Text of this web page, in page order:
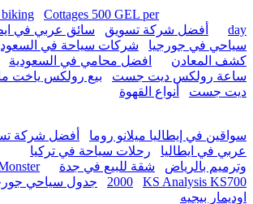
biking
Cottages 500 GEL per
day
أفضل شركة تسويق سائق عربي في
سياحي في جورجيا
شركات سياحة في
كشف المعادن
افضل محامي في السعودية
ساعة رولكس ديت جست
بيع رولكس ياخت
ديت جست
أنواع القهوة
سواقين في إيطاليا ميلانو روما
أفضل شركة
عربي في ايطاليا
رحلات سياحة في تركيا
وترميم بالرياض
شقة للبيع في جدة
2000
KS Analysis KS700 جدول سياحي جورجيا 5
اوديمار بيجيه